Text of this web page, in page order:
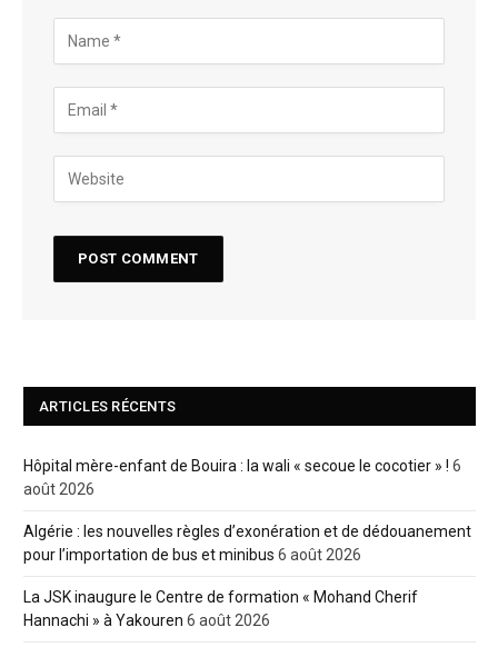
ARTICLES RÉCENTS
Hôpital mère-enfant de Bouira : la wali « secoue le cocotier » ! 6
août 2026
Algérie : les nouvelles règles d’exonération et de dédouanement
pour l’importation de bus et minibus 6 août 2026
La JSK inaugure le Centre de formation « Mohand Cherif
Hannachi » à Yakouren 6 août 2026